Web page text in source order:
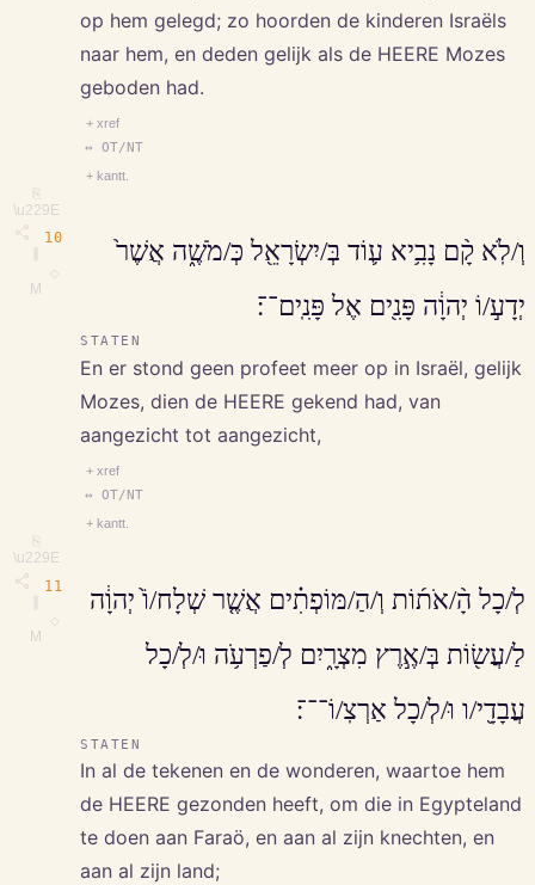
⎘
\u229E
M
op hem gelegd; zo hoorden de kinderen Israëls
naar hem, en deden gelijk als de HEERE Mozes
geboden had.
+ xref
↔ OT/NT
+ kantt.
10
⎘
\u229E
M
וְ/לֹֽא קָ֨ם נָבִ֥יא ע֛וֹד בְּ/יִשְׂרָאֵ֖ל כְּ/מֹשֶׁ֑ה אֲשֶׁר֙
יְדָע֣/וֹ יְהוָ֔ה פָּנִ֖ים אֶל פָּנִֽים־־׃
STATEN
En er stond geen profeet meer op in Israël, gelijk
Mozes, dien de HEERE gekend had, van
aangezicht tot aangezicht,
+ xref
↔ OT/NT
+ kantt.
11
לְ/כָל הָ֨/אֹת֜וֹת וְ/הַ/מּוֹפְתִ֗ים אֲשֶׁ֤ר שְׁלָח/וֹ֙ יְהוָ֔ה
לַ/עֲשׂ֖וֹת בְּ/אֶ֣רֶץ מִצְרָ֑יִם לְ/פַרְעֹ֥ה וּ/לְ/כָל
עֲבָדָ֖י/ו וּ/לְ/כָל אַרְצֽ/וֹ־־־׃
STATEN
In al de tekenen en de wonderen, waartoe hem
de HEERE gezonden heeft, om die in Egypteland
te doen aan Faraö, en aan al zijn knechten, en
aan al zijn land;